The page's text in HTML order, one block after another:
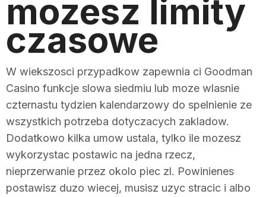
mozesz limity
czasowe
W wiekszosci przypadkow zapewnia ci Goodman
Casino funkcje slowa siedmiu lub moze wlasnie
czternastu tydzien kalendarzowy do spelnienie ze
wszystkich potrzeba dotyczacych zakladow.
Dodatkowo kilka umow ustala, tylko ile mozesz
wykorzystac postawic na jedna rzecz,
nieprzerwanie przez okolo piec zl. Powinienes
postawisz duzo wiecej, musisz uzyc stracic i albo